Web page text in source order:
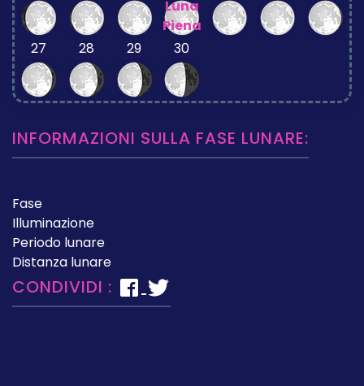
Luna
Piena
27 28 29 30
INFORMAZIONI SULLA FASE LUNARE:
Fase
Illuminazione
Periodo lunare
Distanza lunare
CONDIVIDI :